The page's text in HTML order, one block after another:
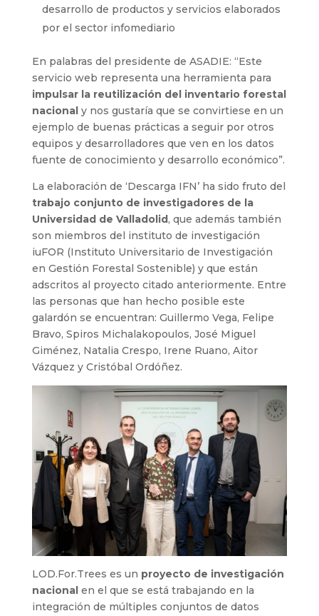
desarrollo de productos y servicios elaborados
por el sector infomediario
En palabras del presidente de ASADIE: “Este
servicio web representa una herramienta para
impulsar la reutilización del inventario forestal
nacionaly nos gustaría que se convirtiese en un
ejemplo de buenas prácticas a seguir por otros
equipos y desarrolladores que ven en los datos
fuente de conocimiento y desarrollo económico”.
La elaboración de ‘Descarga IFN’ ha sido fruto del
trabajo conjunto de investigadores de la
Universidad de Valladolid, que además también
son miembros del instituto de investigación
iuFOR (Instituto Universitario de Investigación
en Gestión Forestal Sostenible) y que están
adscritos al proyecto citado anteriormente. Entre
las personas que han hecho posible este
galardón se encuentran: Guillermo Vega, Felipe
Bravo, Spiros Michalakopoulos, José Miguel
Giménez, Natalia Crespo, Irene Ruano, Aitor
Vázquez y Cristóbal Ordóñez.
LOD.For.Trees es un proyecto de investigación
nacionalen el que se está trabajando en la
integración de múltiples conjuntos de datos